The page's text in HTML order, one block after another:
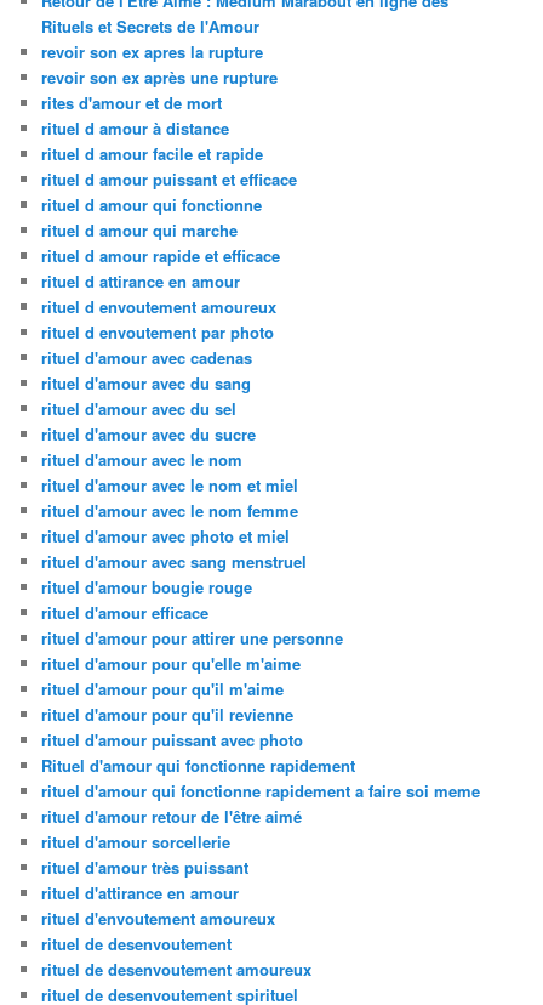
Rituels et Secrets de l'Amour
revoir son ex apres la rupture
revoir son ex après une rupture
rites d'amour et de mort
rituel d amour à distance
rituel d amour facile et rapide
rituel d amour puissant et efficace
rituel d amour qui fonctionne
rituel d amour qui marche
rituel d amour rapide et efficace
rituel d attirance en amour
rituel d envoutement amoureux
rituel d envoutement par photo
rituel d'amour avec cadenas
rituel d'amour avec du sang
rituel d'amour avec du sel
rituel d'amour avec du sucre
rituel d'amour avec le nom
rituel d'amour avec le nom et miel
rituel d'amour avec le nom femme
rituel d'amour avec photo et miel
rituel d'amour avec sang menstruel
rituel d'amour bougie rouge
rituel d'amour efficace
rituel d'amour pour attirer une personne
rituel d'amour pour qu'elle m'aime
rituel d'amour pour qu'il m'aime
rituel d'amour pour qu'il revienne
rituel d'amour puissant avec photo
Rituel d'amour qui fonctionne rapidement
rituel d'amour qui fonctionne rapidement a faire soi meme
rituel d'amour retour de l'être aimé
rituel d'amour sorcellerie
rituel d'amour très puissant
rituel d'attirance en amour
rituel d'envoutement amoureux
rituel de desenvoutement
rituel de desenvoutement amoureux
rituel de desenvoutement spirituel